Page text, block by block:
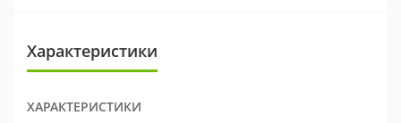
Характеристики
ХАРАКТЕРИСТИКИ